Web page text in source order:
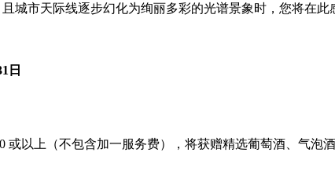
城市天际线逐步幻化为绚丽多彩的光谱景象时，您将在此
日
或以上（不包含加一服务费），将获赠精选葡萄酒、气泡酒